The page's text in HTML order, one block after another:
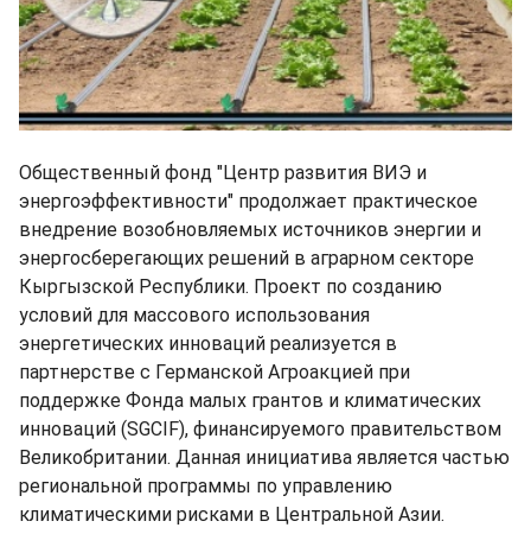
Общественный фонд "Центр развития ВИЭ и
энергоэффективности" продолжает практическое
внедрение возобновляемых источников энергии и
энергосберегающих решений в аграрном секторе
Кыргызской Республики. Проект по созданию
условий для массового использования
энергетических инноваций реализуется в
партнерстве с Германской Агроакцией при
поддержке Фонда малых грантов и климатических
инноваций (SGCIF), финансируемого правительством
Великобритании. Данная инициатива является частью
региональной программы по управлению
климатическими рисками в Центральной Азии.